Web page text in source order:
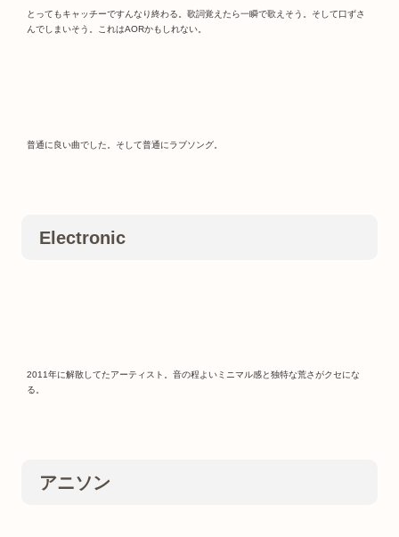
とってもキャッチーですんなり終わる。歌詞覚えたら一瞬で歌えそう。そして口ずさ
んでしまいそう。これはAORかもしれない。
普通に良い曲でした。そして普通にラブソング。
Electronic
2011年に解散してたアーティスト。音の程よいミニマル感と独特な荒さがクセにな
る。
アニソン